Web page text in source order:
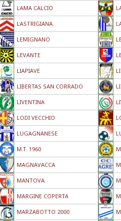
LAMA CALCIO
LASTRIGIANA
LEMIGNANO
LEVANTE
LIAPIAVE
LIBERTAS SAN CORRADO
LIVENTINA
LODI VECCHIO
LUGAGNANESE
M.T. 1960
MAGNAVACCA
MANTOVA
MARGINE COPERTA
MARZABOTTO 2000